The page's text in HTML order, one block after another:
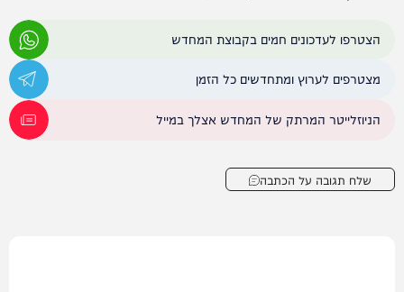
הצטרפו לעדכונים חמים בקבוצת המחדש
מצטרפים לערוץ ומתחדשים כל הזמן
הניוזלייטר המרתק של המחדש אצלך במייל
שלח תגובה על הכתבה